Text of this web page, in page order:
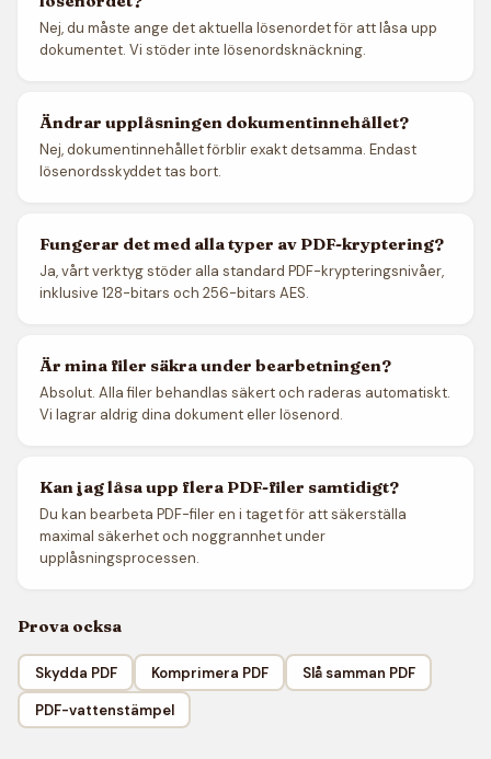
Nej, du måste ange det aktuella lösenordet för att låsa upp
dokumentet. Vi stöder inte lösenordsknäckning.
Ändrar upplåsningen dokumentinnehållet?
Nej, dokumentinnehållet förblir exakt detsamma. Endast
lösenordsskyddet tas bort.
Fungerar det med alla typer av PDF-kryptering?
Ja, vårt verktyg stöder alla standard PDF-krypteringsnivåer,
inklusive 128-bitars och 256-bitars AES.
Är mina filer säkra under bearbetningen?
Absolut. Alla filer behandlas säkert och raderas automatiskt.
Vi lagrar aldrig dina dokument eller lösenord.
Kan jag låsa upp flera PDF-filer samtidigt?
Du kan bearbeta PDF-filer en i taget för att säkerställa
maximal säkerhet och noggrannhet under
upplåsningsprocessen.
Prova ocksa
Skydda PDF Komprimera PDF
Slå samman PDF
PDF-vattenstämpel